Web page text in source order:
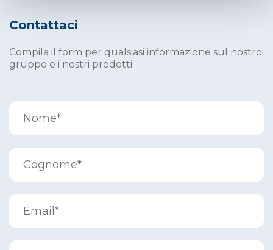
Contattaci
Compila il form per qualsiasi informazione sul nostro
gruppo e i nostri prodotti